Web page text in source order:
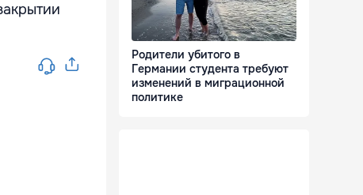
Родители убитого в
Германии студента требуют
изменений в миграционной
политике